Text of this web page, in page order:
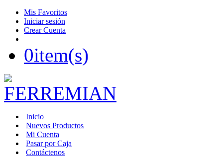
Mis Favoritos
Iniciar sesión
Crear Cuenta
0item(s)
Inicio
Nuevos Productos
Mi Cuenta
Pasar por Caja
Contáctenos